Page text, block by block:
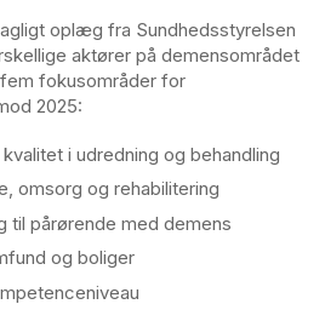
oplæg fra Sundhedsstyrelsen
aktører på demensområdet
fokusområder for
2025:
i udredning og behandling
omsorg og rehabilitering
til pårørende med demens
og boliger